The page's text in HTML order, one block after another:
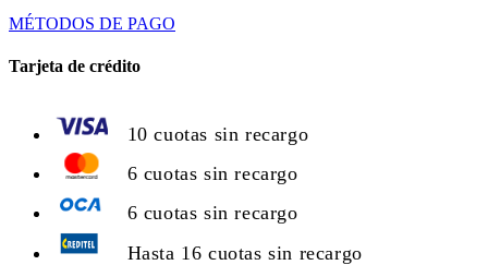
MÉTODOS DE PAGO
Tarjeta de crédito
10 cuotas sin recargo
6 cuotas sin recargo
6 cuotas sin recargo
Hasta 16 cuotas sin recargo